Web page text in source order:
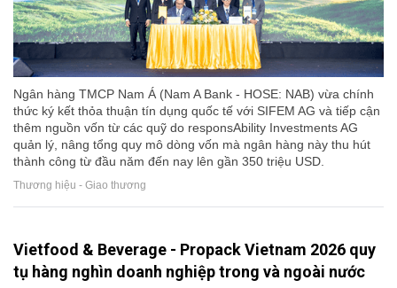
Ngân hàng TMCP Nam Á (Nam A Bank - HOSE: NAB) vừa chính
thức ký kết thỏa thuận tín dụng quốc tế với SIFEM AG và tiếp cận
thêm nguồn vốn từ các quỹ do responsAbility Investments AG
quản lý, nâng tổng quy mô dòng vốn mà ngân hàng này thu hút
thành công từ đầu năm đến nay lên gần 350 triệu USD.
Thương hiệu - Giao thương
Vietfood & Beverage - Propack Vietnam 2026 quy
tụ hàng nghìn doanh nghiệp trong và ngoài nước